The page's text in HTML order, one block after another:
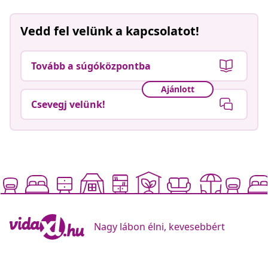
Vedd fel velünk a kapcsolatot!
Tovább a súgóközpontba
Ajánlott
Csevegj velünk!
Nagy lábon élni, kevesebbért